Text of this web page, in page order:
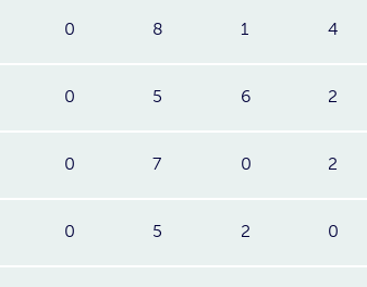
0 8 1 4
0 5 6 2
0 7 0 2
0 5 2 0